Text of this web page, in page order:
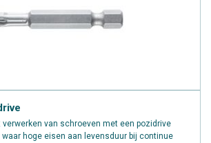
verwerken van schroeven met een pozidrive
hoge eisen aan levensduur bij continue